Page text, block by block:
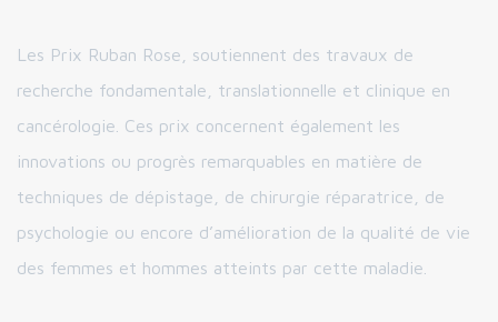
Les Prix Ruban Rose, soutiennent des travaux de
recherche fondamentale, translationnelle et clinique en
cancérologie. Ces prix concernent également les
innovations ou progrès remarquables en matière de
techniques de dépistage, de chirurgie réparatrice, de
psychologie ou encore d’amélioration de la qualité de vie
des femmes et hommes atteints par cette maladie.